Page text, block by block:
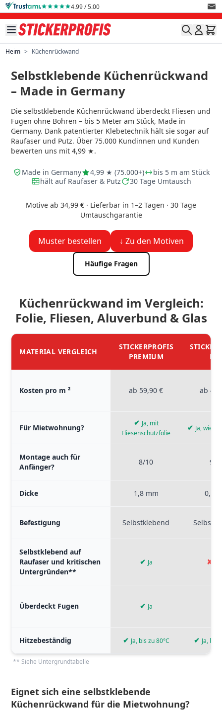
Direkt zum Inhalt 4.99 / 5.00
Heim > Küchenrückwand
Selbstklebende Küchenrückwand
– Made in Germany
Die selbstklebende Küchenrückwand überdeckt Fliesen und
Fugen ohne Bohren – bis 5 Meter am Stück, Made in
Germany. Dank patentierter Klebetechnik hält sie sogar auf
Raufaser und Putz. Über 75.000 Kundinnen und Kunden
bewerten uns mit 4,99 ★.
Made in Germany 4,99 ★ (75.000+)
bis 5 m am Stück
hält auf Raufaser & Putz
30 Tage Umtausch
Motive ab 34,99 € · Lieferbar in 1–2 Tagen · 30 Tage
Umtauschgarantie
Muster bestellen ↓ Zu den Motiven
Häufige Fragen
Küchenrückwand im Vergleich:
Folie, Fliesen, Aluverbund & Glas
MATERIAL VERGLEICH
STICKERPROFIS
PREMIUM
Kosten pro m ² ab 59,90 € ab
Für Mietwohnung?
✔ Ja, mit
Fliesenschutzfolie
✔ Ja,
Montage auch für
Anfänger?
8/10 9/
Dicke 1,8 mm 0,5
Befestigung Selbstklebend
Selbstklebend auf
Raufaser und kritischen
Untergründen**
✔ Ja ✘
Überdeckt Fugen ✔ Ja
Hitzebeständig ✔ Ja, bis zu 80°C ✔ Ja, bis
** Siehe Untergrundtabelle
Eignet sich eine selbstklebende
Küchenrückwand für die Mietwohnung?